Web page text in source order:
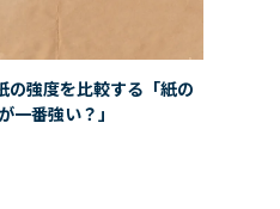
の強度を比較する「紙の
一番強い？」